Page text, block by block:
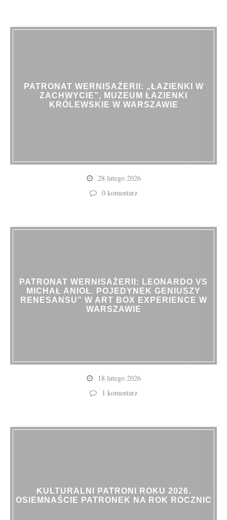
PATRONAT WERNISAŻERII: „ŁAZIENKI W
ZACHWYCIE”, MUZEUM ŁAZIENKI
KRÓLEWSKIE W WARSZAWIE
28 lutego 2026
0 komentarz
PATRONAT WERNISAŻERII: LEONARDO VS
MICHAŁ ANIOŁ. POJEDYNEK GENIUSZY
RENESANSU” W ART BOX EXPERIENCE W
WARSZAWIE
18 lutego 2026
1 komentarz
KULTURALNI PATRONI ROKU 2026.
OSIEMNAŚCIE PATRONEK NA ROK ROCZNIC